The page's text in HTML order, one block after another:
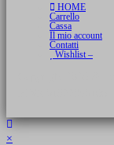
HOME
Carrello
Cassa
Il mio account
Contatti
Wishlist –
×